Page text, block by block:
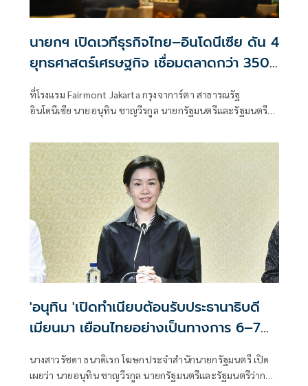
นายกฯ เปิดเวทีธุรกิจไทย–อินโดนีเซีย ดัน 4
ยุทธศาสตร์เศรษฐกิจ เชื่อมตลาดกว่า 350
ล้านคน
ที่โรงแรม Fairmont Jakarta กรุงจาการ์ตา สาธารณรัฐ
อินโดนีเซีย นายอนุทิน ชาญวีรกูล นายกรัฐมนตรีและรัฐมนตรี
'อนุทิน 'เปิดทำเนียบต้อนรับประธานาธิบดี
เมียนมา เยือนไทยอย่างเป็นทางการ 6–7
นางสาวรัชดา ธนาดิเรก โฆษกประจำสำนักนายกรัฐมนตรี เปิด
เผยว่า นายอนุทิน ชาญวีรกูล นายกรัฐมนตรีและรัฐมนตรีว่าการ